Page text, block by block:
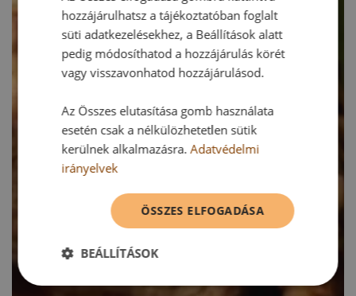
hozzájárulhatsz a tájékoztatóban foglalt
süti adatkezelésekhez, a Beállítások alatt
pedig módosíthatod a hozzájárulás körét
vagy visszavonhatod hozzájárulásod.
Az Összes elutasítása gomb használata
esetén csak a nélkülözhetetlen sütik
kerülnek alkalmazásra.Adatvédelmi
irányelvek
ÖSSZES ELFOGADÁSA
BEÁLLÍTÁSOK